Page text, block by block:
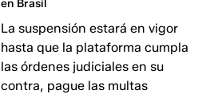
en Brasil
La suspensión estará en vigor
hasta que la plataforma cumpla
las órdenes judiciales en su
contra, pague las multas